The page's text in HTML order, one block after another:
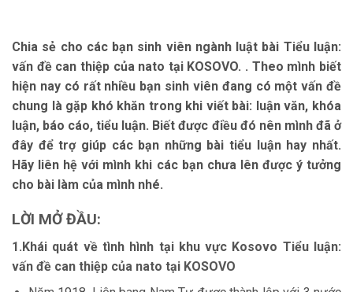
Chia sẻ cho các bạn sinh viên ngành luật bài Tiểu luận:
vấn đề can thiệp của nato tại KOSOVO. . Theo mình biết
hiện nay có rất nhiều bạn sinh viên đang có một vấn đề
chung là gặp khó khăn trong khi viết bài: luận văn, khóa
luận, báo cáo, tiểu luận. Biết được điều đó nên mình đã ở
đây để trợ giúp các bạn những bài tiểu luận hay nhất.
Hãy liên hệ với mình khi các bạn chưa lên được ý tưởng
cho bài làm của mình nhé.
LỜI MỞ ĐẦU:
1.Khái quát về tình hình tại khu vực Kosovo Tiểu luận:
vấn đề can thiệp của nato tại KOSOVO